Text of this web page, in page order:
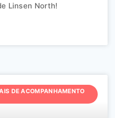
Linsen North!
DE ACOMPANHAMENTO